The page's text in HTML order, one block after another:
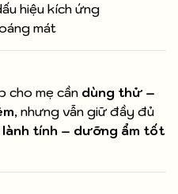
hiệu kích ứng
mát
cho mẹ cần dùng thử –
, nhưng vẫn giữ đầy đủ
lành tính – dưỡng ẩm tốt